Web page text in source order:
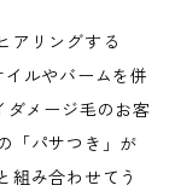
アリングする
ルやバームを併
ダメージ毛のお客
「パサつき」が
組み合わせてう